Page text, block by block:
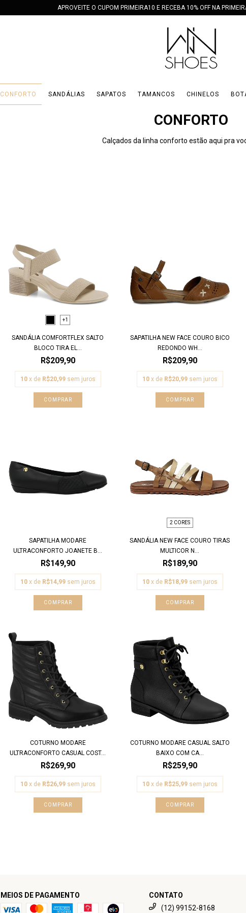
APROVEITE O CUPOM PRIMEIRA10 E RECEBA 10% OFF NA
CONFORTO SANDÁLIAS SAPATOS TAMANCOS CHINELOS
CONFORTO
Calçados da linha conforto estão aqui pra
+1
SANDÁLIA COMFORTFLEX SALTO
BLOCO TIRA EL...
R$209,90
10 x de R$20,99 sem juros
COMPRAR
SAPATILHA NEW FACE COURO BICO
REDONDO WH...
R$209,90
10 x de R$20,99 sem juros
COMPRAR
SAPATILHA MODARE
ULTRACONFORTO JOANETE B...
R$149,90
10 x de R$14,99 sem juros
COMPRAR
2 CORES
SANDÁLIA NEW FACE COURO TIRAS
MULTICOR N...
R$189,90
10 x de R$18,99 sem juros
COMPRAR
COTURNO MODARE
ULTRACONFORTO CASUAL COST...
R$269,90
10 x de R$26,99 sem juros
COMPRAR
COTURNO MODARE CASUAL SALTO
BAIXO COM CA...
R$259,90
10 x de R$25,99 sem juros
COMPRAR
MEIOS DE PAGAMENTO
CONTATO
(12) 99152-8168